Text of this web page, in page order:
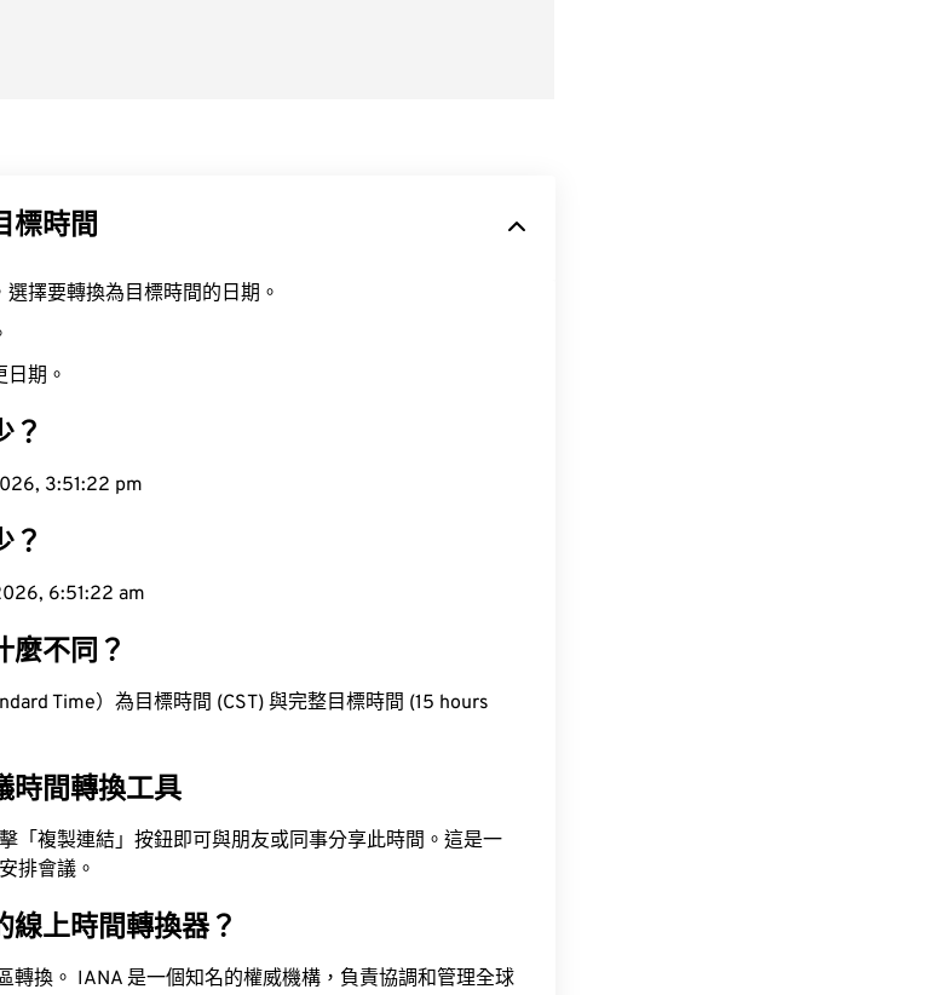
標時間
擇要轉換為目標時間的日期。
期。
？
3:51:23 pm
？
6:51:23 am
麼不同？
Time）為目標時間 (CST) 與完整目標時間 (15 hours
時間轉換工具
「複製連結」按鈕即可與朋友或同事分享此時間。這是一
排會議。
上時間轉換器？
轉換。 IANA 是一個知名的權威機構，負責協調和管理全球